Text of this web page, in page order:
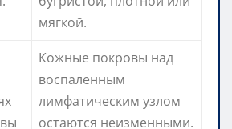
мягкой.
Кожные покровы над
воспаленным
лимфатическим узлом
остаются неизменными.